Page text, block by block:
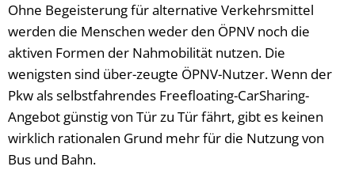
Ohne Begeisterung für alternative Verkehrsmittel
werden die Menschen weder den ÖPNV noch die
aktiven Formen der Nahmobilität nutzen. Die
wenigsten sind über-zeugte ÖPNV-Nutzer. Wenn der
Pkw als selbstfahrendes Freefloating-CarSharing-
Angebot günstig von Tür zu Tür fährt, gibt es keinen
wirklich rationalen Grund mehr für die Nutzung von
Bus und Bahn.